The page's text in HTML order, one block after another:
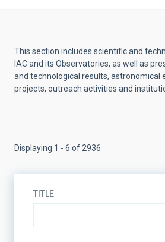
This section includes scientific and
IAC and its Observatories, as well as
and technological results, astronomical
projects, outreach activities and
Displaying 1 - 6 of 2936
TITLE